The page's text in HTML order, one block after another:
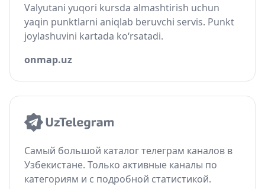
Valyutani yuqori kursda almashtirish uchun
yaqin punktlarni aniqlab beruvchi servis. Punkt
joylashuvini kartada ko‘rsatadi.
onmap.uz
Самый большой каталог телеграм каналов в
Узбекистане. Только активные каналы по
категориям и с подробной статистикой.